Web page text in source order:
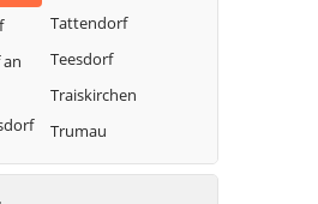
Tattendorf
Teesdorf
Traiskirchen
Trumau
Weissenbach an